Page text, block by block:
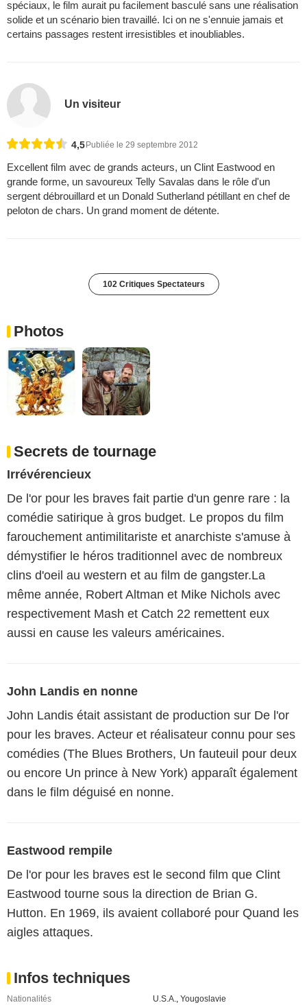
spéciaux, le film aurait pu facilement basculé sans une réalisation
solide et un scénario bien travaillé. Ici on ne s'ennuie jamais et
certains passages restent irresistibles et inoubliables.
Un visiteur
4,5Publiée le 29 septembre 2012
Excellent film avec de grands acteurs, un Clint Eastwood en
grande forme, un savoureux Telly Savalas dans le rôle d'un
sergent débrouillard et un Donald Sutherland pétillant en chef de
peloton de chars. Un grand moment de détente.
102 Critiques Spectateurs
Photos
Secrets de tournage
Irrévérencieux
De l'or pour les braves fait partie d'un genre rare : la
comédie satirique à gros budget. Le propos du film
farouchement antimilitariste et anarchiste s'amuse à
démystifier le héros traditionnel avec de nombreux
clins d'oeil au western et au film de gangster.La
même année, Robert Altman et Mike Nichols avec
respectivement Mash et Catch 22 remettent eux
aussi en cause les valeurs américaines.
John Landis en nonne
John Landis était assistant de production sur De l'or
pour les braves. Acteur et réalisateur connu pour ses
comédies (The Blues Brothers, Un fauteuil pour deux
ou encore Un prince à New York) apparaît également
dans le film déguisé en nonne.
Eastwood rempile
De l'or pour les braves est le second film que Clint
Eastwood tourne sous la direction de Brian G.
Hutton. En 1969, ils avaient collaboré pour Quand les
aigles attaques.
Infos techniques
Nationalités U.S.A., Yougoslavie